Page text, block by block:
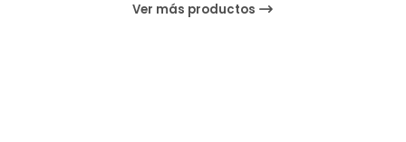
Ver más productos